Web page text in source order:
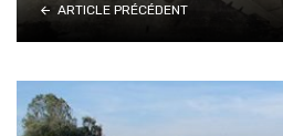
ARTICLE PRÉCÉDENT